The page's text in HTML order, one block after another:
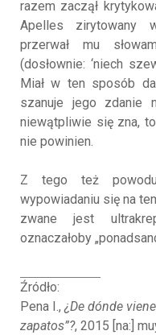
razem zaczął
Apelles zirytowany
przerwał mu
(dosłownie: ‘niech
Miał w ten sposób
szanuje jego zdanie
niewątpliwie się zna,
nie powinien.
Z tego też powodu
wypowiadaniu się na
zwane jest
oznaczałoby
Źródło:
Pena I.,¿De dónde
zapatos”?, 2015 [na:]